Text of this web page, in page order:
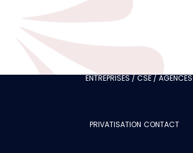
ENTRE
UN EVJF /
UN
ENTREPRISES / CSE / AGENCES
PRIVATISATION CONTACT